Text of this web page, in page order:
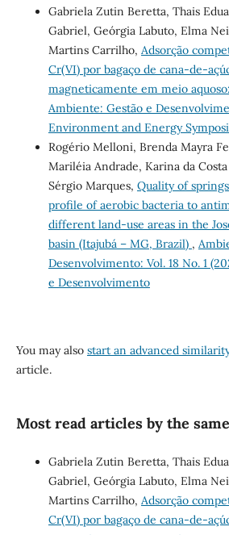
Gabriela Zutin Beretta, Thais
Gabriel, Geórgia Labuto, Elma
Martins Carrilho, Adsorção
Cr(VI) por bagaço de cana-de-
magneticamente em meio
Ambiente: Gestão e
Environment and Energy
Rogério Melloni, Brenda Mayra
Mariléia Andrade, Karina da
Sérgio Marques, Quality of
profile of aerobic bacteria to
different land-use areas in the
basin (Itajubá – MG, Brazil) ,
Desenvolvimento: Vol. 18 No. 1
e Desenvolvimento
You may also start an advanced
article.
Most read articles by the
Gabriela Zutin Beretta, Thais
Gabriel, Geórgia Labuto, Elma
Martins Carrilho, Adsorção
Cr(VI) por bagaço de cana-de-